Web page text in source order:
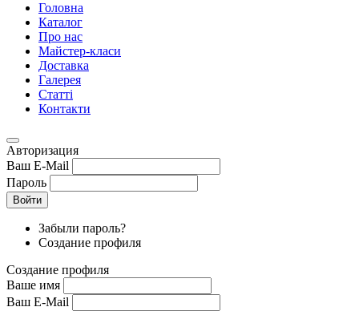
Головна
Каталог
Про нас
Майстер-класи
Доставка
Галерея
Статтi
Контакти
Авторизация
Ваш E-Mail
Пароль
Войти
Забыли пароль?
Создание профиля
Создание профиля
Ваше имя
Ваш E-Mail